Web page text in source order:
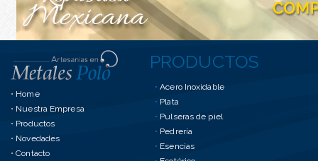
PRODUCTOS
• Home
• Nuestra Empresa
• Productos
• Novedades
• Contacto
• Acero Inoxidable
• Plata
• Pulseras de piel
• Pedrería
• Esencias